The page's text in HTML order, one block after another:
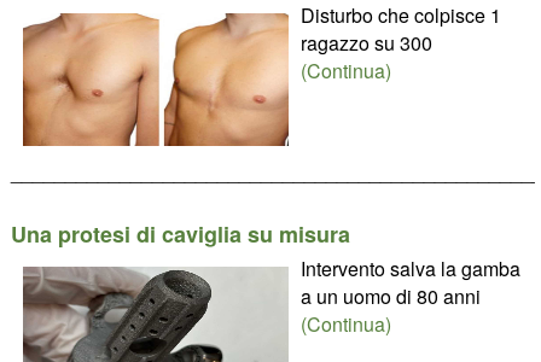
Disturbo che colpisce 1
ragazzo su 300
(Continua)
Una protesi di caviglia su misura
Intervento salva la gamba
a un uomo di 80 anni
(Continua)